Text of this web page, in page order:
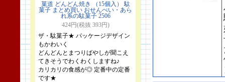
菓道 どんどん焼き （15個入） 駄
菓子 まとめ買い おせんべい・あら
れ系の駄菓子 2506
424円(税抜 393円)
ザ・駄菓子★ パッケージデザイン
もかわいく
どんどんとまつりばやしが聞こえ
てきそうでわくわくしますね♪
カリカリの食感が◎ 定番中の定番
です★